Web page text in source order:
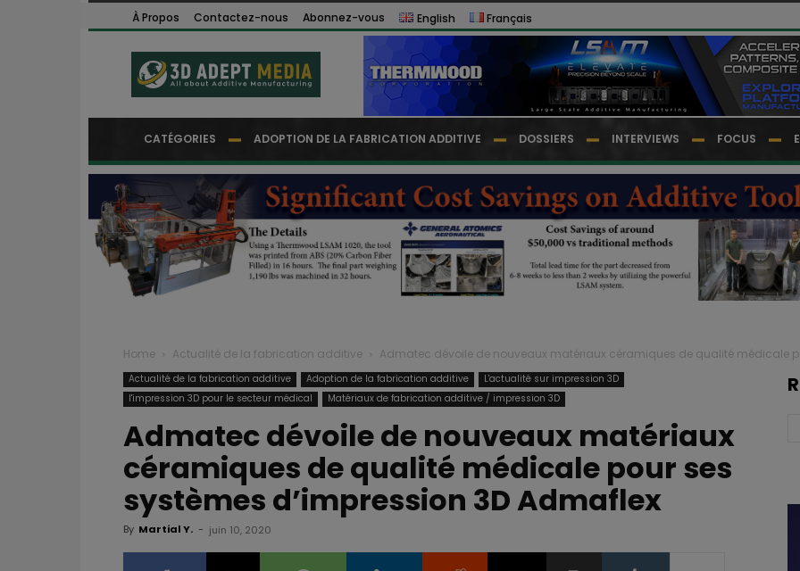
À Propos Contactez-nous Abonnez-vous English Français
CATÉGORIES ADOPTION DE LA FABRICATION ADDITIVE DOSSIERS INTERVIEWS FOCUS
Home Actualité de la fabrication additive Admatec dévoile de nouveaux matériaux céramiques de qualité médicale
Actualité de la fabrication additive Adoption de la fabrication additive
L'actualité sur impression 3D
l'impression 3D pour le secteur médical
Matériaux de fabrication additive / impression 3D
Admatec dévoile de nouveaux matériaux
céramiques de qualité médicale pour ses
systèmes d’impression 3D Admaflex
By Martial Y. - juin 10, 2020